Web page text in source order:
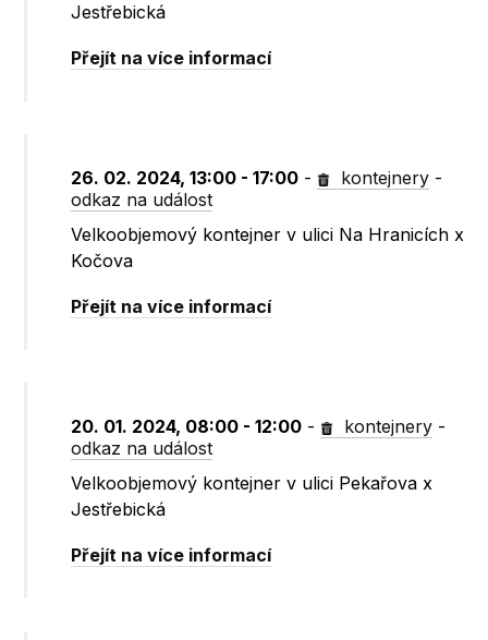
Jestřebická
Přejít na více informací
26. 02. 2024, 13:00 - 17:00 - kontejnery -
odkaz na událost
Velkoobjemový kontejner v ulici Na Hranicích x
Kočova
Přejít na více informací
20. 01. 2024, 08:00 - 12:00 - kontejnery -
odkaz na událost
Velkoobjemový kontejner v ulici Pekařova x
Jestřebická
Přejít na více informací